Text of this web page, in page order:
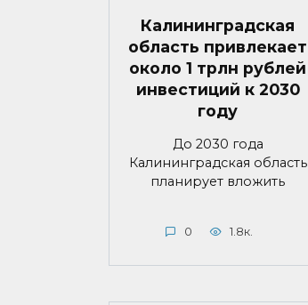
Калининградская
область привлекает
около 1 трлн рублей
инвестиций к 2030
году
До 2030 года
Калининградская область
планирует вложить
0 1.8к.